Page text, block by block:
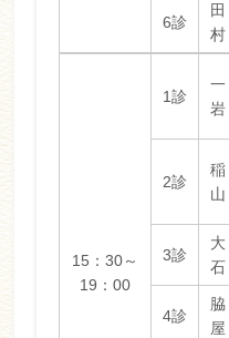
6診
田
村
15：30～
19：00
1診
一
岩
2診
稲
山
3診
大
石
4診
脇
屋